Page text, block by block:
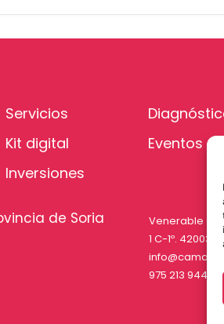
Servicios
Kit digital
Inversiones
Eventos
de Soria
Venerable
1 C-1º. 42003
975 213 944